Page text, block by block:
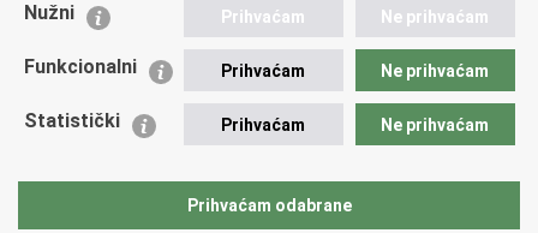
Udruge
Policijska akademija
Zaklada policijske solidarnosti
Vučetić"
Nužni Prihvaćam Ne prihvaćam
Funkcionalni Prihvaćam Ne prihvaćam
Statistički Prihvaćam Ne prihvaćam
Prihvaćam odabrane